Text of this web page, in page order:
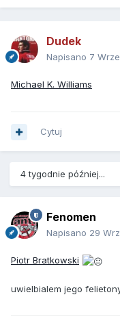
Dudek
Napisano 7
Michael K. Williams
Cytuj
4 tygodnie później...
Fenomen
Napisano 29
Piotr Bratkowski
uwielbialem jego